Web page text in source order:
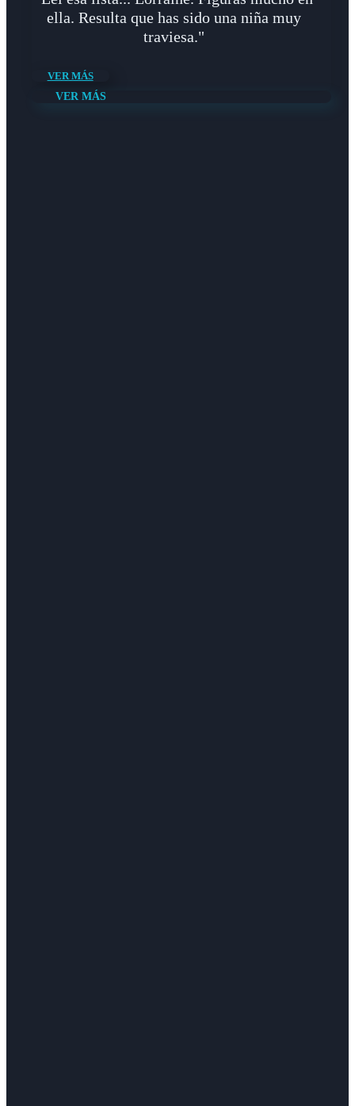
ella. Resulta que has sido una niña muy
traviesa."
VER MÁS
VER MÁS